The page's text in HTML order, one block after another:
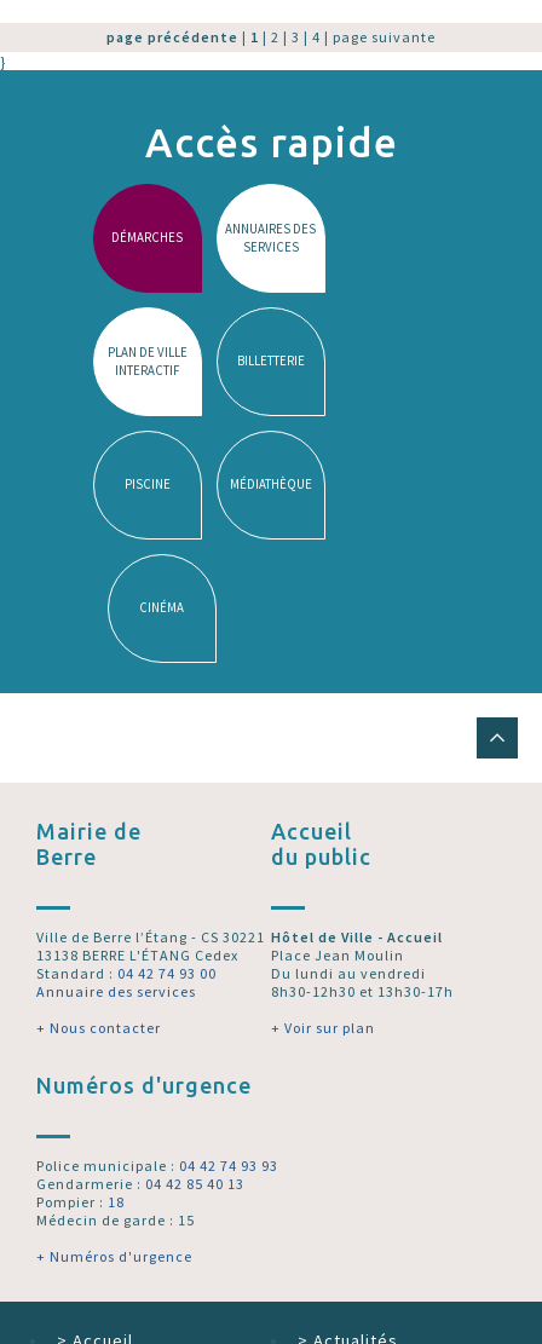
page précédente | 1 | 2 | 3 | 4 | page suivante
}
Accès rapide
DÉMARCHES
ANNUAIRES DES
SERVICES
PLAN DE VILLE
INTERACTIF
BILLETTERIE
PISCINE MÉDIATHÈQUE
CINÉMA
Mairie de
Berre
Ville de Berre l’Étang - CS 30221
13138 BERRE L'ÉTANG Cedex
Standard : 04 42 74 93 00
Annuaire des services
+ Nous contacter
Accueil
du public
Hôtel de Ville - Accueil
Place Jean Moulin
Du lundi au vendredi
8h30-12h30 et 13h30-17h
+ Voir sur plan
Numéros d'urgence
Police municipale : 04 42 74 93 93
Gendarmerie : 04 42 85 40 13
Pompier : 18
Médecin de garde : 15
+ Numéros d'urgence